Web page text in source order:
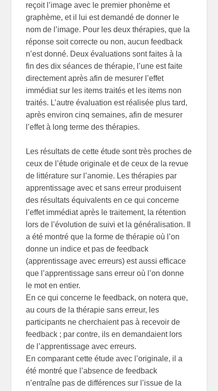
reçoit l’image avec le premier phonème et
graphème, et il lui est demandé de donner le
nom de l’image. Pour les deux thérapies, que la
réponse soit correcte ou non, aucun feedback
n’est donné. Deux évaluations sont faites à la
fin des dix séances de thérapie, l’une est faite
directement après afin de mesurer l’effet
immédiat sur les items traités et les items non
traités. L’autre évaluation est réalisée plus tard,
après environ cinq semaines, afin de mesurer
l’effet à long terme des thérapies.
Les résultats de cette étude sont très proches de
ceux de l’étude originale et de ceux de la revue
de littérature sur l’anomie. Les thérapies par
apprentissage avec et sans erreur produisent
des résultats équivalents en ce qui concerne
l’effet immédiat après le traitement, la rétention
lors de l’évolution de suivi et la généralisation. Il
a été montré que la forme de thérapie où l’on
donne un indice et pas de feedback
(apprentissage avec erreurs) est aussi efficace
que l’apprentissage sans erreur où l’on donne
le mot en entier.
En ce qui concerne le feedback, on notera que,
au cours de la thérapie sans erreur, les
participants ne cherchaient pas à recevoir de
feedback ; par contre, ils en demandaient lors
de l’apprentissage avec erreurs.
En comparant cette étude avec l’originale, il a
été montré que l’absence de feedback
n’entraîne pas de différences sur l’issue de la